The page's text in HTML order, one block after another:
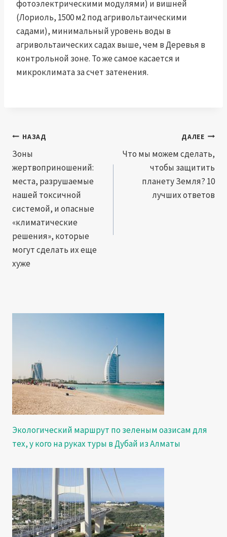
фотоэлектрическими модулями) и вишней
(Лориоль, 1500 м2 под агривольтаическими
садами), минимальный уровень воды в
агривольтаических садах выше, чем в Деревья в
контрольной зоне. То же самое касается и
микроклимата за счет затенения.
Навигация
по
записям
НАЗАД
Зоны
жертвоприношений:
места, разрушаемые
нашей токсичной
системой, и опасные
«климатические
решения», которые
могут сделать их еще
хуже
ДАЛЕЕ
Что мы можем сделать,
чтобы защитить
планету Земля? 10
лучших ответов
Экологический маршрут по зеленым оазисам для
тех, у кого на руках туры в Дубай из Алматы